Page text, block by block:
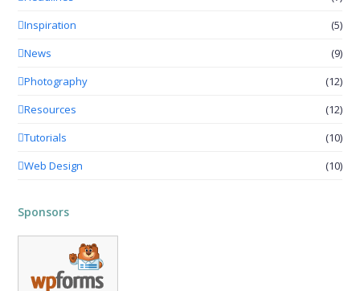
Inspiration
(5)
News
(9)
Photography
(12)
Resources
(12)
Tutorials
(10)
Web Design
(10)
Sponsors